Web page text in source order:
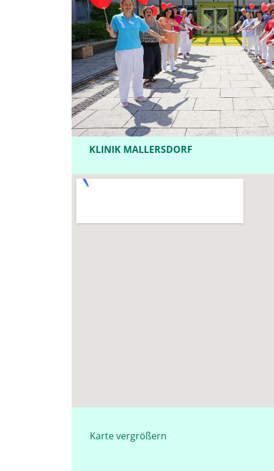
KLINIK MALLERSDORF
Karte vergrößern